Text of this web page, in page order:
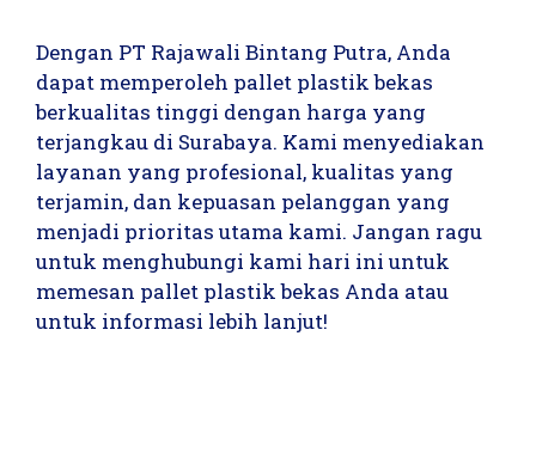
Dengan PT Rajawali Bintang Putra, Anda
dapat memperoleh pallet plastik bekas
berkualitas tinggi dengan harga yang
terjangkau di Surabaya. Kami menyediakan
layanan yang profesional, kualitas yang
terjamin, dan kepuasan pelanggan yang
menjadi prioritas utama kami. Jangan ragu
untuk menghubungi kami hari ini untuk
memesan pallet plastik bekas Anda atau
untuk informasi lebih lanjut!